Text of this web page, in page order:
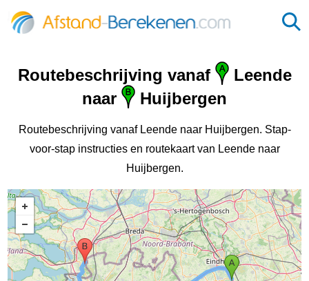
Routebeschrijving vanaf
Leende
naar
Huijbergen
Routebeschrijving vanaf Leende naar Huijbergen. Stap-
voor-stap instructies en routekaart van Leende naar
Huijbergen.